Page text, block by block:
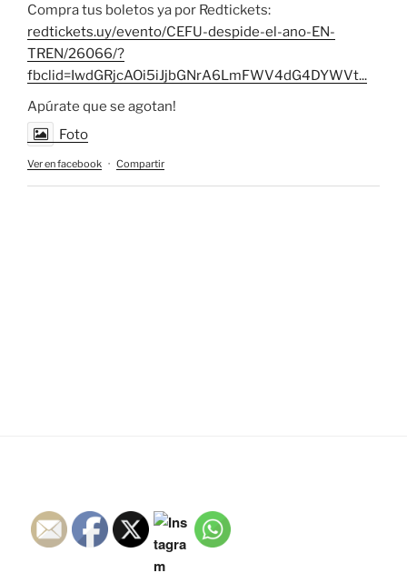
Compra tus boletos ya por Redtickets:
redtickets.uy/evento/CEFU-despide-el-ano-EN-
TREN/26066/?
fbclid=IwdGRjcAOi5iJjbGNrA6LmFWV4dG4DYWVt...
Apúrate que se agotan!
Foto
Ver en facebook · Compartir